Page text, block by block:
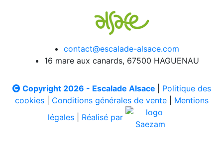
contact@escalade-alsace.com
16 mare aux canards, 67500 HAGUENAU
Copyright 2026 - Escalade Alsace
Politique des
cookies| Conditions générales de vente| Mentions
légales
Réalisé par